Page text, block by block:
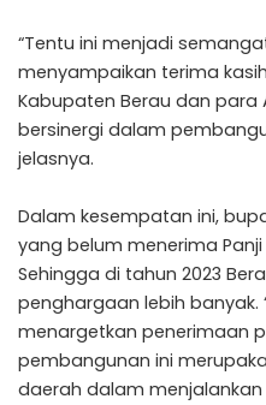
“Tentu ini menjadi
menyampaikan terima
Kabupaten Berau dan para
bersinergi dalam
jelasnya.
Dalam kesempatan ini,
yang belum menerima
Sehingga di tahun 2023
penghargaan lebih banyak.
menargetkan penerimaan
pembangunan ini
daerah dalam